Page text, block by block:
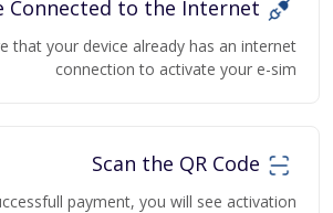
that your device already has an internet
connection to activate your e-sim
payment, you will see activation